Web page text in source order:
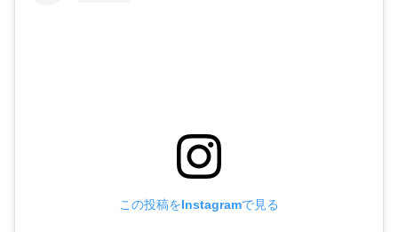
この投稿をInstagramで見る